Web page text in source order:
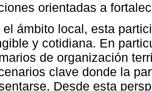
orientadas a
el ámbito local, esta
y cotidiana. En
de organización
clave donde la
Desde esta